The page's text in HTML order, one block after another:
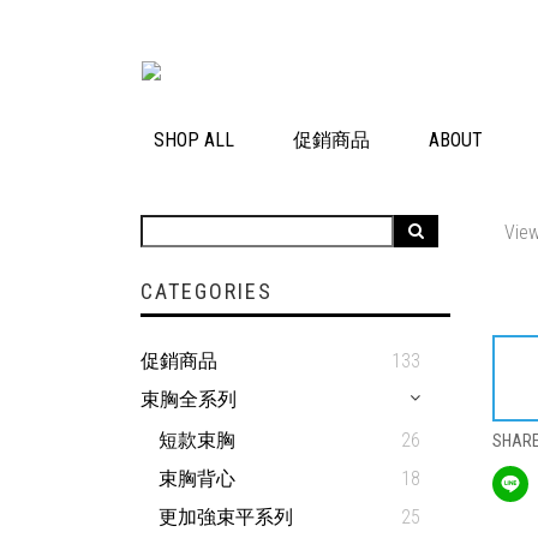
SHOP ALL 促銷商品 ABOUT
CATEGORIES
促銷商品
133
束胸全系列
短款束胸
26
束胸背心
18
更加強束平系列
25